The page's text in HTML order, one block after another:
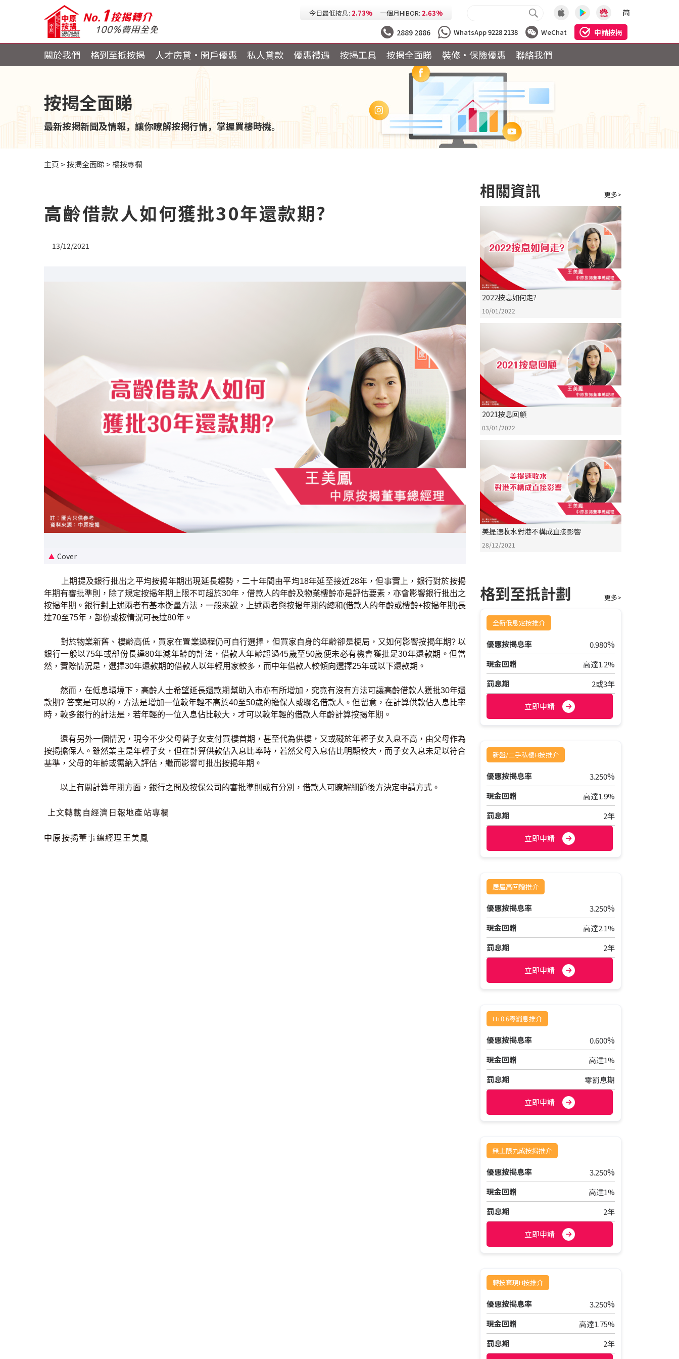
今日最低按息: 2.73% 一個月HIBOR: 2.63%
今日最低H按: 3.25%
简
2889 2886 WhatsApp 9228 2138 WeChat 申請按揭
關於我們 格到至抵按揭 人才房貸・開戶優惠 私人貸款 優惠禮遇 按揭工具 按揭全面睇 裝修·保險優惠 聯絡我們
按揭全面睇
最新按揭新聞及情報，讓你瞭解按揭行情，掌握買樓時機。
主頁 >按揭全面睇 > 樓按專欄
高齡借款人如何獲批30年還款期?
13/12/2021
Cover
上期提及銀行批出之平均按揭年期出現延長趨勢，二十年間由平均18年延至接近28年，但事實上，銀行對於按揭
年期有審批準則，除了規定按揭年期上限不可超於30年，借款人的年齡及物業樓齡亦是評估要素，亦會影響銀行批出之
按揭年期。銀行對上述兩者有基本衡量方法，一般來說，上述兩者與按揭年期的總和(借款人的年齡或樓齡+按揭年期)長
達70至75年，部份或按情況可長達80年。
對於物業新舊、樓齡高低，買家在置業過程仍可自行選擇，但買家自身的年齡卻是梗局，又如何影響按揭年期? 以
銀行一般以75年或部份長達80年減年齡的計法，借款人年齡超過45歲至50歲便未必有機會獲批足30年還款期。但當
然，實際情況是，選擇30年還款期的借款人以年輕用家較多，而中年借款人較傾向選擇25年或以下還款期。
然而，在低息環境下，高齡人士希望延長還款期幫助入市亦有所增加，究竟有沒有方法可讓高齡借款人獲批30年還
款期? 答案是可以的，方法是增加一位較年輕不高於40至50歲的擔保人或聯名借款人。但留意，在計算供款佔入息比率
時，較多銀行的計法是，若年輕的一位入息佔比較大，才可以較年輕的借款人年齡計算按揭年期。
還有另外一個情況，現今不少父母替子女支付買樓首期，甚至代為供樓，又或礙於年輕子女入息不高，由父母作為
按揭擔保人。雖然業主是年輕子女，但在計算供款佔入息比率時，若然父母入息佔比明顯較大，而子女入息未足以符合
基準，父母的年齡或需納入評估，繼而影響可批出按揭年期。
以上有關計算年期方面，銀行之間及按保公司的審批準則或有分別，借款人可瞭解細節後方決定申請方式。
上文轉載自經濟日報地產站專欄
中原按揭董事總經理王美鳳
相關資訊 更多>
2022按息如何走?
10/01/2022
2021按息回顧
03/01/2022
美提速收水對港不構成直接影響
28/12/2021
格到至抵計劃 更多>
全新低息定按推介
優惠按揭息率 0.980%
現金回贈
高達1.2%
罰息期
2或3年
立即申請
新盤/二手私樓H按推介
優惠按揭息率 3.250%
現金回贈
高達1.9%
罰息期
2年
立即申請
居屋高回贈推介
優惠按揭息率 3.250%
現金回贈
高達2.1%
罰息期
2年
立即申請
H+0.6零罰息推介
優惠按揭息率 0.600%
現金回贈
高達1%
罰息期
零罰息期
立即申請
無上限九成按揭推介
優惠按揭息率 3.250%
現金回贈
高達1%
罰息期
2年
立即申請
轉按套現H按推介
優惠按揭息率 3.250%
現金回贈
高達1.75%
罰息期
2年